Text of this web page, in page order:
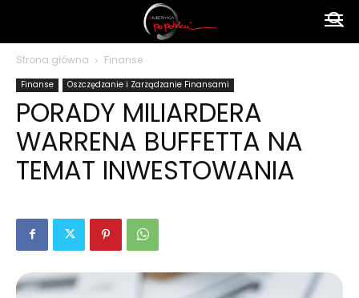
polsku
Strona główna Finanse
Finanse Oszczędzanie i Zarządzanie Finansami
PORADY MILIARDERA
WARRENA BUFFETTA NA
TEMAT INWESTOWANIA